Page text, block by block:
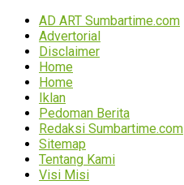
AD ART Sumbartime.com
Advertorial
Disclaimer
Home
Home
Iklan
Pedoman Berita
Redaksi Sumbartime.com
Sitemap
Tentang Kami
Visi Misi